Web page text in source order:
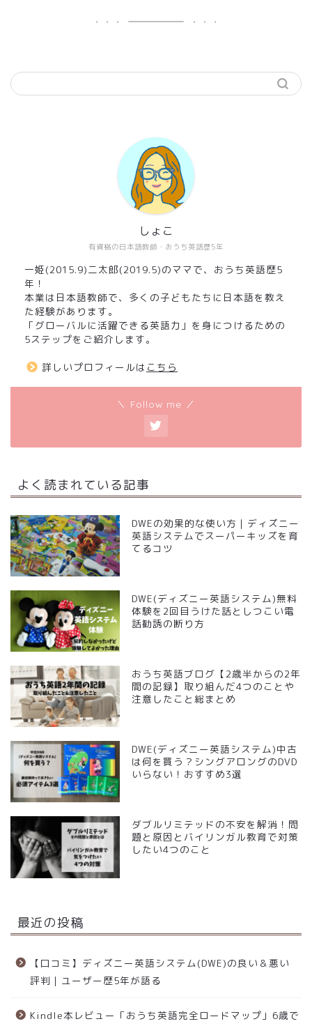
有資格の日本語教師・おうち英語歴5年
しょこ
一姫(2015.9)二太郎(2019.5)のママで、おうち英語歴5
年！
本業は日本語教師で、多くの子どもたちに日本語を教え
た経験があります。
「グローバルに活躍できる英語力」を身につけるための
5ステップをご紹介します。
詳しいプロフィールは こちら
＼ Follow me ／
よく読まれている記事
DWEの効果的な使い方｜ディズニー
英語システムでスーパーキッズを育
てるコツ
DWE(ディズニー英語システム)無料
体験を2回目うけた話としつこい電
話勧誘の断り方
おうち英語ブログ【2歳半からの2年
間の記録】取り組んだ4つのことや
注意したこと総まとめ
DWE(ディズニー英語システム)中古
は何を買う？シングアロングのDVD
いらない！おすすめ3選
ダブルリミテッドの不安を解消！問
題と原因とバイリンガル教育で対策
したい4つのこと
最近の投稿
【口コミ】ディズニー英語システム(DWE)の良い＆悪い
評判｜ユーザー歴5年が語る
Kindle本レビュー「おうち英語完全ロードマップ」6歳で